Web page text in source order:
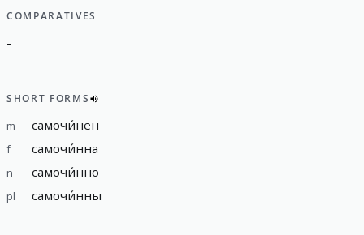
COMPARATIVES
-
SHORT FORMS
m самочи́нен
f самочи́нна
n самочи́нно
pl самочи́нны